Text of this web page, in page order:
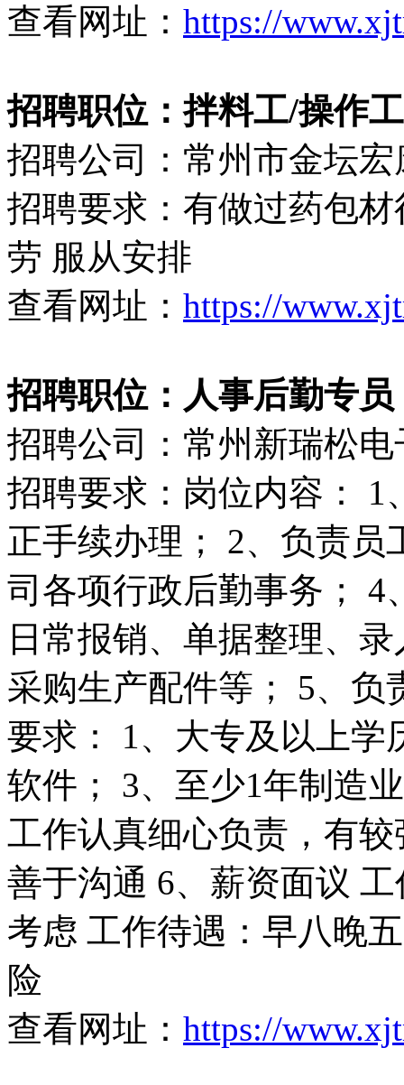
查看网址： https://
招聘职位：拌料工/操作
招聘公司：常州市金坛
招聘要求：有做过药包
劳 服从安排
查看网址： https://
招聘职位：人事后勤专
招聘公司：常州新瑞松
招聘要求：岗位内容： 1
正手续办理； 2、负责员
司各项行政后勤事务； 4
日常报销、单据整理、
采购生产配件等； 5、负
要求： 1、大专及以上学
软件； 3、至少1年制造
工作认真细心负责，有
善于沟通 6、薪资面议
考虑 工作待遇：早八晚
险
查看网址： https://